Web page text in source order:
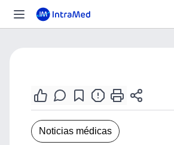
Noticias médicas